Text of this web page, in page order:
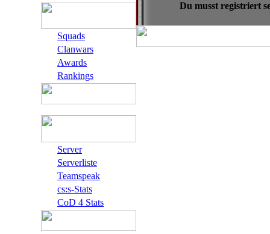
Squads
Clanwars
Awards
Rankings
Server
Serverliste
Teamspeak
cs:s-Stats
CoD 4 Stats
Du musst registriert